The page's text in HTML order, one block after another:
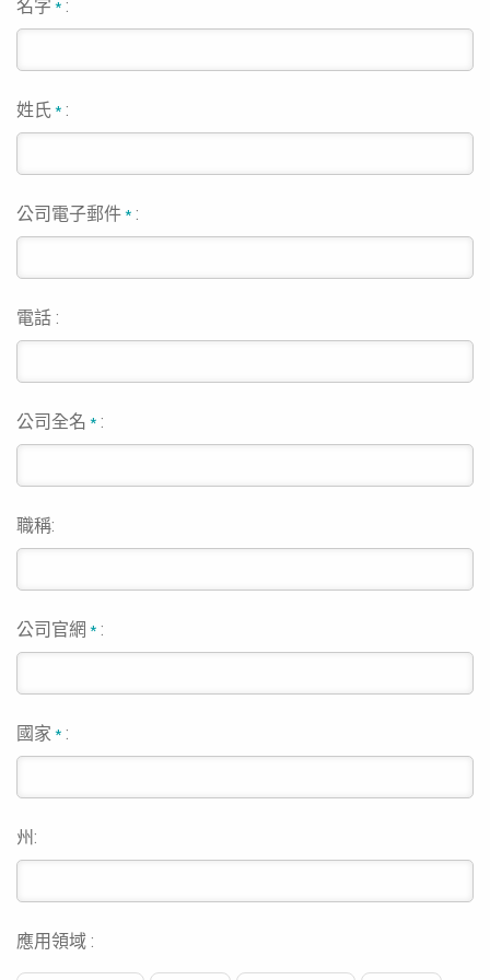
名字* :
姓氏* :
公司電子郵件* :
電話 :
公司全名* :
職稱:
公司官網* :
國家* :
州:
應用領域 :